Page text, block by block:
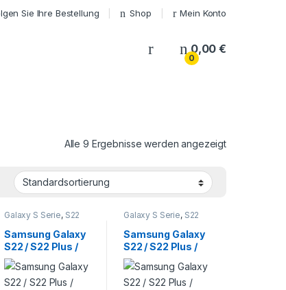
Sie Ihre Bestellung Shop Mein Konto
My Account
0
0,00€
Alle 9 Ergebnisse werden angezeigt
Galaxy S Serie, S22
,
Smartphone
Reparatur
Samsung Galaxy
S22 / S22 Plus /
S22 Ultra Kamera
Glass Reparatur
Galaxy S Serie, S22
,
Smartphone
Reparatur
Samsung Galaxy
S22 / S22 Plus /
S22 Ultra
Ladebuchse
Reparatur